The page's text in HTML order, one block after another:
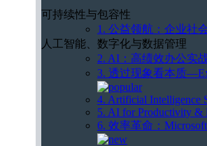
可持续性与包容性
1. 公益领航：企业社
人工智能、数字化与数据管理
2. AI：高绩效办公实
3. 透过现象看本质
4. Artificial Intelligence
5. AI for Productivity &
6. 效率革命：